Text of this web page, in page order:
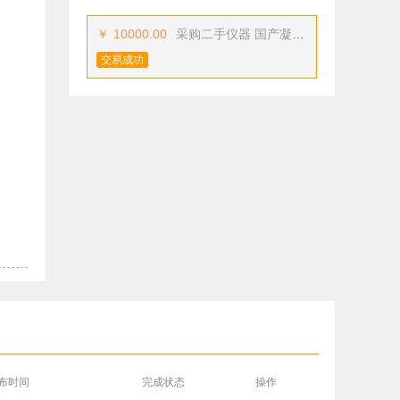
￥ 10000.00 采购二手仪器 国产凝胶色谱
交易成功
时间 完成状态 操作